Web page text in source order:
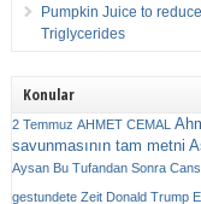
Pumpkin Juice to
Triglycerides
Konular
2 Temmuz AHMET CEMAL
savunmasının tam metni
Aysan Bu Tufandan Sonra
gestundete Zeit Donald Trump